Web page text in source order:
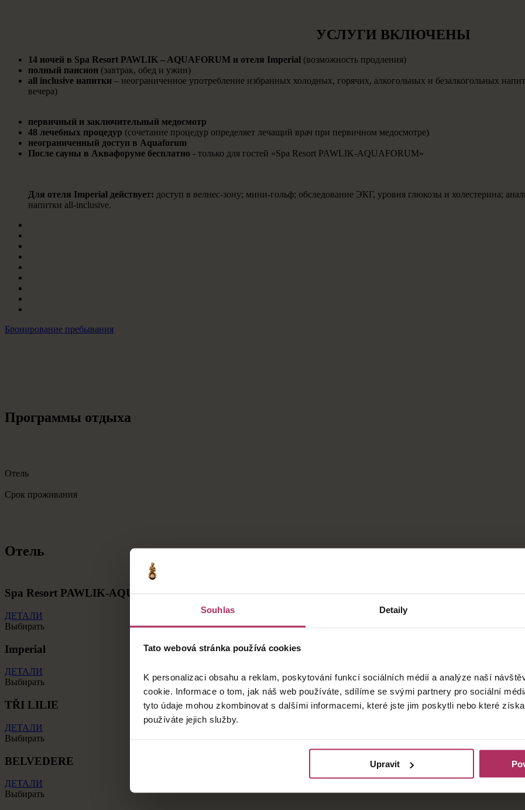
Souhlas Detaily
Tato webová stránka používá cookies
K personalizaci obsahu a reklam, poskytování funkcí sociálních médií a analýze naší
cookie. Informace o tom, jak náš web používáte, sdílíme se svými partnery pro sociální
tyto údaje mohou zkombinovat s dalšími informacemi, které jste jim poskytli nebo které
používáte jejich služby.
Upravit
УСЛУГИ ВКЛЮЧЕНЫ
14 ночей в Spa Resort PAWLIK – AQUAFORUM и отеля Imperial (возможность продления)
полный пансион (завтрак, обед и ужин)
all inclusive напитки – неограниченное употребление избранных холодных, горячих, алкогольных и безалкогольных
вечера)
первичный и заключительный медосмотр
48 лечебных процедур (сочетание процедур определяет лечащий врач при первичном медосмотре)
неограниченный доступ в Aquaforum
После сауны в Аквафоруме бесплатно - только для гостей «Spa Resort PAWLIK-AQUAFORUM»
Для отеля Imperial действует: доступ в велнес-зону; мини-гольф; обследование ЭКГ, уровня глюкозы и холестерина;
напитки all-inclusive.
Бронирование пребывания
Программы отдыха
Отель
Срок проживания
Отель
Spa Resort PAWLIK-AQUAFORUM
ДЕТАЛИ
Выбирать
Imperial
ДЕТАЛИ
Выбирать
TŘI LILIE
ДЕТАЛИ
Выбирать
BELVEDERE
ДЕТАЛИ
Выбирать